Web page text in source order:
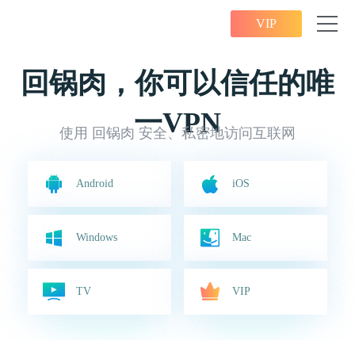
VIP
回锅肉，你可以信任的唯
一VPN
使用 回锅肉 安全、私密地访问互联网
Android iOS
Windows Mac
TV VIP